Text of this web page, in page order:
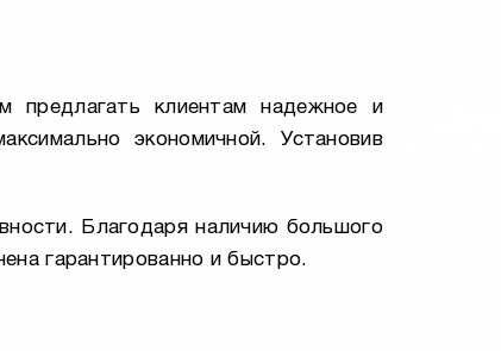
клиентам надежное и
экономичной. Установив
Благодаря наличию большого
гарантированно и быстро.